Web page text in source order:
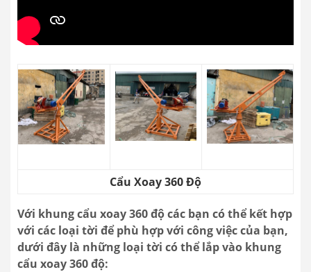
Cẩu Xoay 360 Độ
Với khung cẩu xoay 360 độ các bạn có thể kết hợp
với các loại tời để phù hợp với công việc của bạn,
dưới đây là những loại tời có thể lắp vào khung
cẩu xoay 360 độ: